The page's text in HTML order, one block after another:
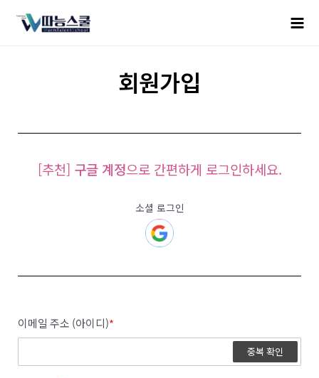
회원가입
[추천] 구글 계정으로 간편하게 로그인하세요.
소셜 로그인
이메일 주소 (아이디)*
중복 확인